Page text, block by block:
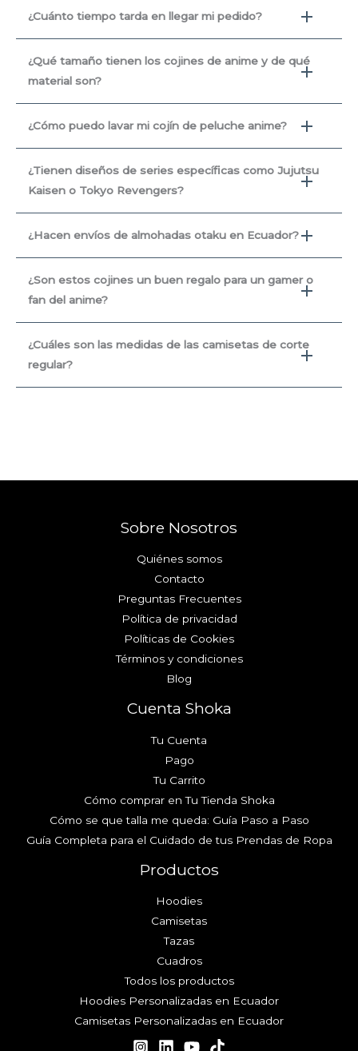
¿Cuánto tiempo tarda en llegar mi pedido?
¿Qué tamaño tienen los cojines de anime y de qué
material son?
¿Cómo puedo lavar mi cojín de peluche anime?
¿Tienen diseños de series específicas como Jujutsu
Kaisen o Tokyo Revengers?
¿Hacen envíos de almohadas otaku en Ecuador?
¿Son estos cojines un buen regalo para un gamer o
fan del anime?
¿Cuáles son las medidas de las camisetas de corte
regular?
Sobre Nosotros
Quiénes somos
Contacto
Preguntas Frecuentes
Política de privacidad
Políticas de Cookies
Términos y condiciones
Blog
Cuenta Shoka
Tu Cuenta
Pago
Tu Carrito
Cómo comprar en Tu Tienda Shoka
Cómo se que talla me queda: Guía Paso a Paso
Guía Completa para el Cuidado de tus Prendas de Ropa
Productos
Hoodies
Camisetas
Tazas
Cuadros
Todos los productos
Hoodies Personalizadas en Ecuador
Camisetas Personalizadas en Ecuador